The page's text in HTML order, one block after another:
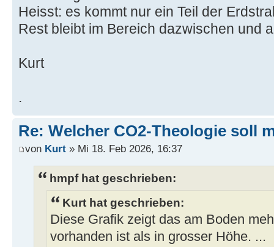
Heisst: es kommt nur ein Teil der
Rest bleibt im Bereich dazwischen und
Kurt
.
Re: Welcher CO2-Theologie soll
von Kurt » Mi 18. Feb 2026, 16:37
hmpf hat geschrieben:
Kurt hat geschrieben:
Diese Grafik zeigt das am Boden
vorhanden ist als in grosser Höhe. ...